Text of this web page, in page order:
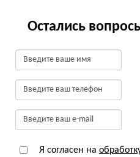
Остались
Я согласен на